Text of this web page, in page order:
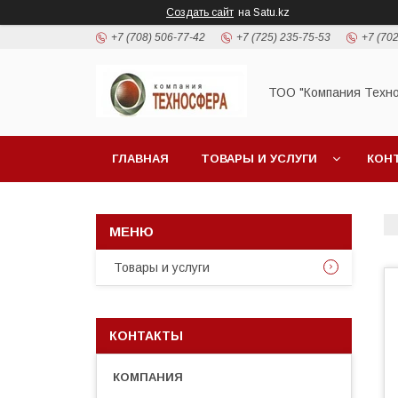
Создать сайт на Satu.kz
+7 (708) 506-77-42 +7 (725) 235-75-53 +7
ТОО "Компания
ГЛАВНАЯ ТОВАРЫ И УСЛУГИ
Товары и услуги
КОНТАКТЫ